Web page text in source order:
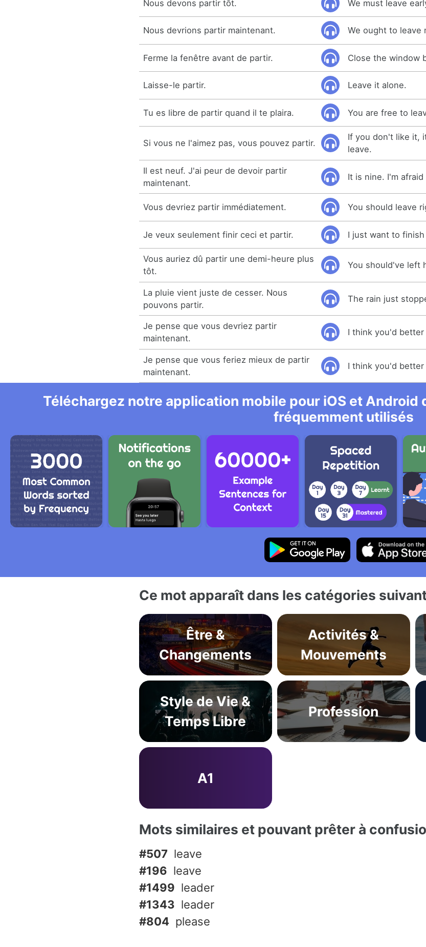
Nous devons partir tôt. We must leave
Nous devrions partir maintenant. We ought to leave
Ferme la fenêtre avant de partir. Close the window
Laisse-le partir. Leave it alone.
Tu es libre de partir quand il te plaira. You are free to
Si vous ne l'aimez pas, vous pouvez partir.
If you don't like it,
leave.
Il est neuf. J'ai peur de devoir partir
maintenant.
It is nine. I'm
Vous devriez partir immédiatement. You should leave
Je veux seulement finir ceci et partir. I just want to
Vous auriez dû partir une demi-heure plus
tôt.
You should've left
La pluie vient juste de cesser. Nous
pouvons partir.
The rain just
Je pense que vous devriez partir
maintenant.
I think you'd better
Je pense que vous feriez mieux de partir
maintenant.
I think you'd better
Téléchargez notre application mobile pour iOS et
fréquemment utilisés
Ce mot apparaît dans les catégories
Être &
Changements
Activités &
Mouvements
Style de Vie &
Temps Libre
Profession
A1
Mots similaires et pouvant prêter à
#507 leave
#196 leave
#1499 leader
#1343 leader
#804 please